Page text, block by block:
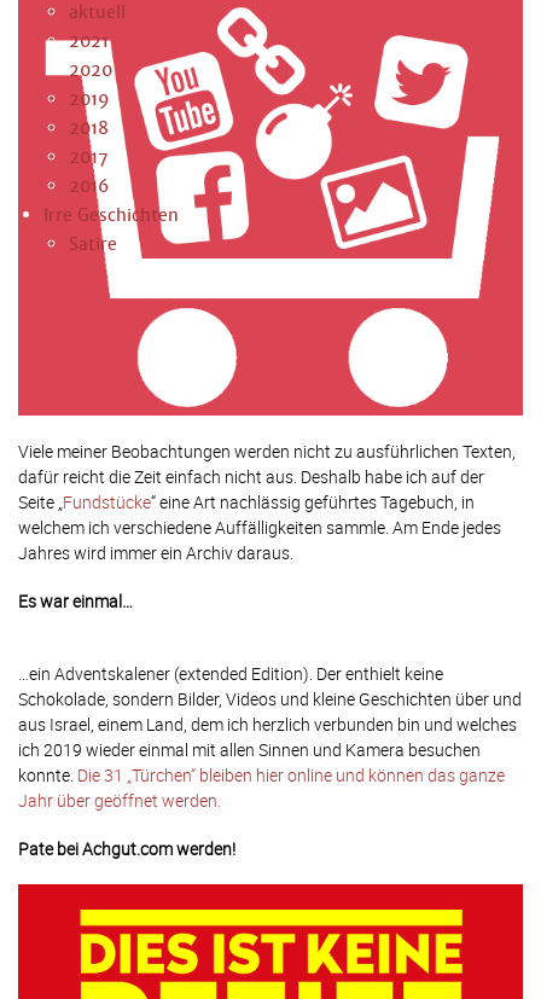
aktuell
2021
2020
2019
2018
2017
2016
Irre Geschichten
Satire
Viele meiner Beobachtungen werden nicht zu ausführlichen Texten,
dafür reicht die Zeit einfach nicht aus. Deshalb habe ich auf der
Seite „Fundstücke“ eine Art nachlässig geführtes Tagebuch, in
welchem ich verschiedene Auffälligkeiten sammle. Am Ende jedes
Jahres wird immer ein Archiv daraus.
Es war einmal…
…ein Adventskalener (extended Edition). Der enthielt keine
Schokolade, sondern Bilder, Videos und kleine Geschichten über und
aus Israel, einem Land, dem ich herzlich verbunden bin und welches
ich 2019 wieder einmal mit allen Sinnen und Kamera besuchen
konnte. Die 31 „Türchen“ bleiben hier online und können das ganze
Jahr über geöffnet werden.
Pate bei Achgut.com werden!